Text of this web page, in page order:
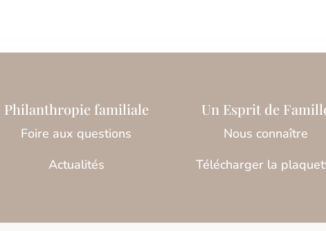
Philanthropie familiale
Foire aux questions
Actualités
Un Esprit de
Nous connaître
Télécharger la